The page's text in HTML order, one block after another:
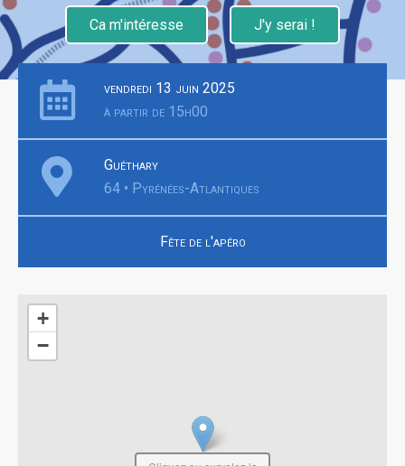
Ca m'intéresse J'y serai !
vendredi 13 juin 2025
à partir de 15h00
Guéthary
64 • Pyrénées-Atlantiques
Fête de l'apéro
+
−